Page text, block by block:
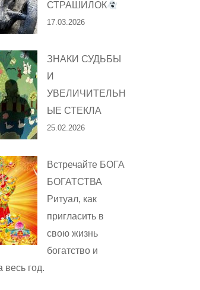
СТРАШИЛОК
17.03.2026
ЗНАКИ СУДЬБЫ
И
УВЕЛИЧИТЕЛЬН
ЫЕ СТЕКЛА
25.02.2026
Встречайте БОГА
БОГАТСТВА
Ритуал, как
пригласить в
свою жизнь
богатство и
весь год.